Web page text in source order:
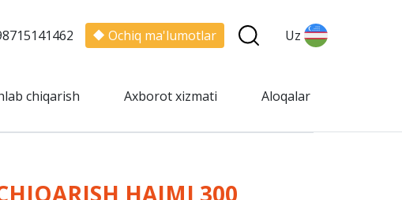
Ochiq ma'lumotlar Uz
chiqarish Axborot xizmati Aloqalar
HAJMI 300